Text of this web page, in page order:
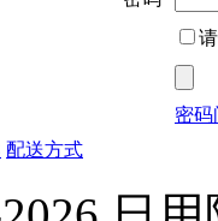
密码
配送方式